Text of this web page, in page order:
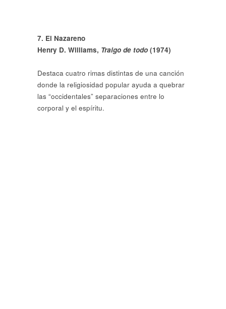
7. El Nazareno
Henry D. Williams, Traigo de todo (1974)
Destaca cuatro rimas distintas de una canción
donde la religiosidad popular ayuda a quebrar
las “occidentales” separaciones entre lo
corporal y el espíritu.